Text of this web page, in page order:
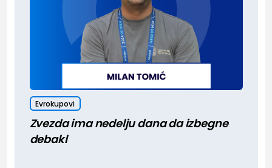
Evrokupovi
Zvezda ima nedelju dana da izbegne
debakl